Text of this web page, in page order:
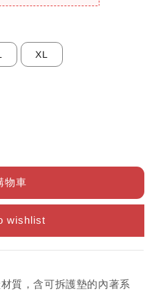
XL
物車
wishlist
質，含可拆護墊的內著系